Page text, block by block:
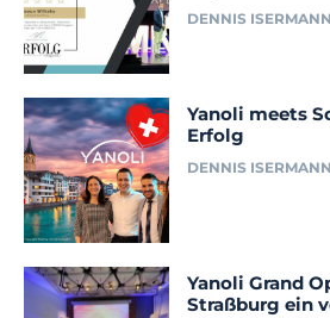
DENNIS ISERMANN
Yanoli meets
Erfolg
DENNIS ISERMANN
Yanoli Grand
Straßburg ein